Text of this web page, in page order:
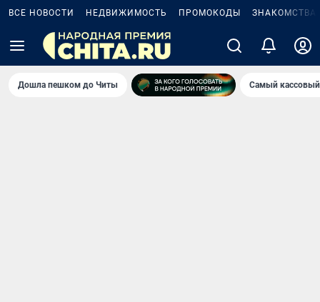
ВСЕ НОВОСТИ НЕДВИЖИМОСТЬ ПРОМОКОДЫ ЗНАКОМСТВА
Дошла пешком до Читы Самый